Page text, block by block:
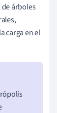
árboles
carga en el